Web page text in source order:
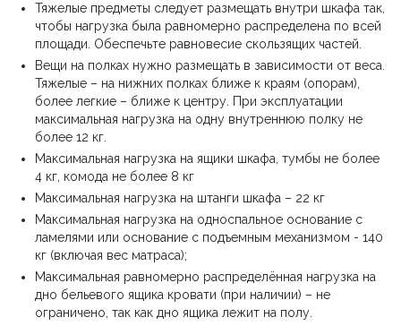
Тяжелые предметы следует размещать внутри шкафа так,
чтобы нагрузка была равномерно распределена по всей
площади. Обеспечьте равновесие скользящих частей.
Вещи на полках нужно размещать в зависимости от веса.
Тяжелые – на нижних полках ближе к краям (опорам),
более легкие – ближе к центру. При эксплуатации
максимальная нагрузка на одну внутреннюю полку не
более 12 кг.
Максимальная нагрузка на ящики шкафа, тумбы не более
4 кг, комода не более 8 кг
Максимальная нагрузка на штанги шкафа – 22 кг
Максимальная нагрузка на односпальное основание с
ламелями или основание с подъемным механизмом - 140
кг (включая вес матраса);
Максимальная равномерно распределённая нагрузка на
дно бельевого ящика кровати (при наличии) – не
ограничено, так как дно ящика лежит на полу.